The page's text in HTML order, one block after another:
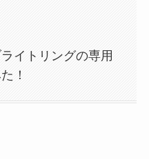
イトリングの専用
！